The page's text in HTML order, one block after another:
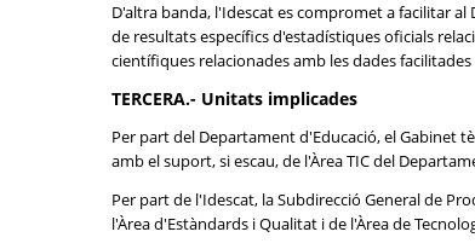
D'altra banda, l'Idescat es compromet a facilitar
de resultats específics d'estadístiques oficials
científiques relacionades amb les dades
TERCERA.- Unitats implicades
Per part del Departament d'Educació, el Gabinet
amb el suport, si escau, de l'Àrea TIC del
Per part de l'Idescat, la Subdirecció General de
l'Àrea d'Estàndards i Qualitat i de l'Àrea de